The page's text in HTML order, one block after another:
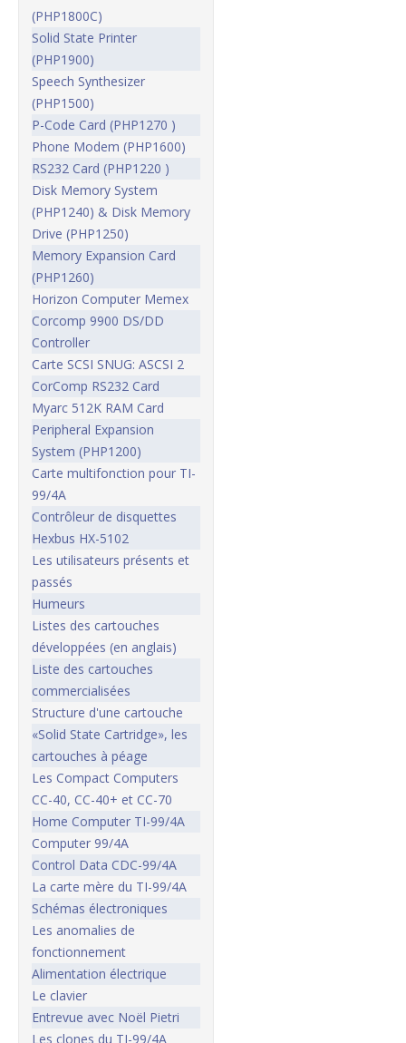
(PHP1800C)
Solid State Printer
(PHP1900)
Speech Synthesizer
(PHP1500)
P-Code Card (PHP1270 )
Phone Modem (PHP1600)
RS232 Card (PHP1220 )
Disk Memory System
(PHP1240) & Disk Memory
Drive (PHP1250)
Memory Expansion Card
(PHP1260)
Horizon Computer Memex
Corcomp 9900 DS/DD
Controller
Carte SCSI SNUG: ASCSI 2
CorComp RS232 Card
Myarc 512K RAM Card
Peripheral Expansion
System (PHP1200)
Carte multifonction pour TI-
99/4A
Contrôleur de disquettes
Hexbus HX-5102
Les utilisateurs présents et
passés
Humeurs
Listes des cartouches
développées (en anglais)
Liste des cartouches
commercialisées
Structure d'une cartouche
«Solid State Cartridge», les
cartouches à péage
Les Compact Computers
CC-40, CC-40+ et CC-70
Home Computer TI-99/4A
Computer 99/4A
Control Data CDC-99/4A
La carte mère du TI-99/4A
Schémas électroniques
Les anomalies de
fonctionnement
Alimentation électrique
Le clavier
Entrevue avec Noël Pietri
Les clones du TI-99/4A